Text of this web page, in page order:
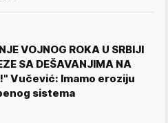
VOJNOG ROKA U SRBIJI
SA DEŠAVANJIMA NA
Vučević: Imamo eroziju
sistema